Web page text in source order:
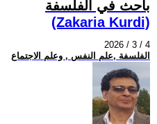
باحث في الفلسفة
(Zakaria Kurdi)
2026 / 3 / 4
الفلسفة ,علم النفس , وعلم الاجتماع